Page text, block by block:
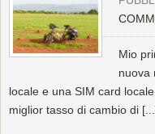
Mio
nuova
locale e una SIM card
miglior tasso di cambio di